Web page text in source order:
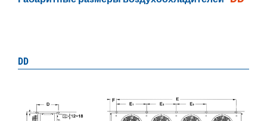
1157 740 885 545
C03
685
DD